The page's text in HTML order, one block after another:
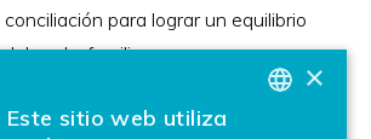
para lograr un equilibrio
laboral y familiar.
laborales.
×
Este sitio web utiliza